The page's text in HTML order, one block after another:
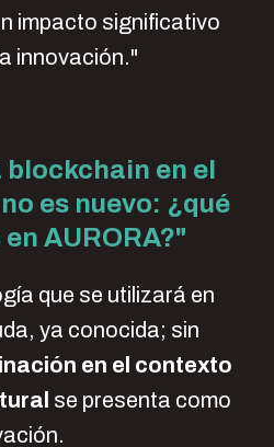
impacto significativo
innovación."
blockchain en el
es nuevo: ¿qué
AURORA?"
que se utilizará en
ya conocida; sin
en el contexto
se presenta como